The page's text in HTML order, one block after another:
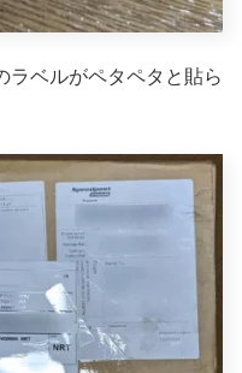
ラベルがペタペタと貼ら